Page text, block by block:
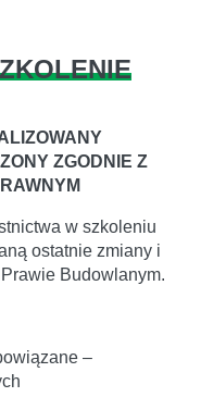
ZGODNIE Z
w szkoleniu
ostatnie zmiany i
Budowlanym.
–